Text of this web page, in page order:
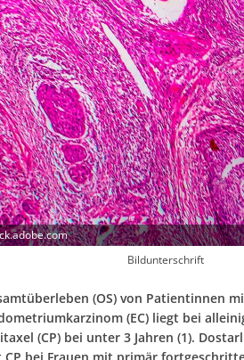
Bildunterschrift
(OS) von Patientinnen
(EC) liegt bei
(CP) bei unter 3 Jahren (1).
bei Frauen mit primär